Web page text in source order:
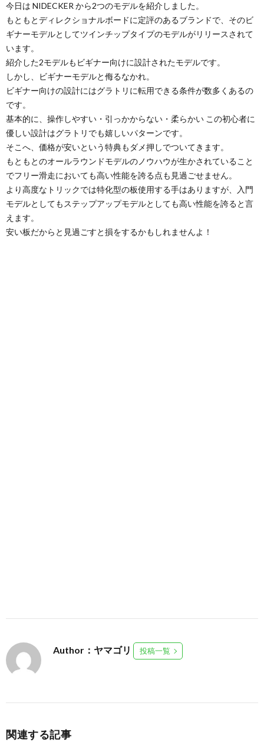
今日は NIDECKER から2つのモデルを紹介しました。
もともとディレクショナルボードに定評のあるブランドで、そのビ
ギナーモデルとしてツインチップタイプのモデルがリリースされて
います。
紹介した2モデルもビギナー向けに設計されたモデルです。
しかし、ビギナーモデルと侮るなかれ。
ビギナー向けの設計にはグラトリに転用できる条件が数多くあるの
です。
基本的に、操作しやすい・引っかからない・柔らかい この初心者に
優しい設計はグラトリでも嬉しいパターンです。
そこへ、価格が安いという特典もダメ押しでついてきます。
もともとのオールラウンドモデルのノウハウが生かされていること
でフリー滑走においても高い性能を誇る点も見過ごせません。
より高度なトリックでは特化型の板使用する手はありますが、入門
モデルとしてもステップアップモデルとしても高い性能を誇ると言
えます。
安い板だからと見過ごすと損をするかもしれませんよ！
Author：ヤマゴリ 投稿一覧
関連する記事